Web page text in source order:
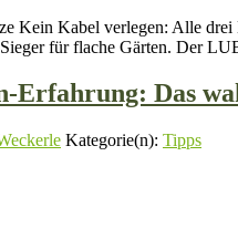
Kein Kabel verlegen: Alle
für flache Gärten. Der
Erfahrung: Das
Kategorie(n): Tipps